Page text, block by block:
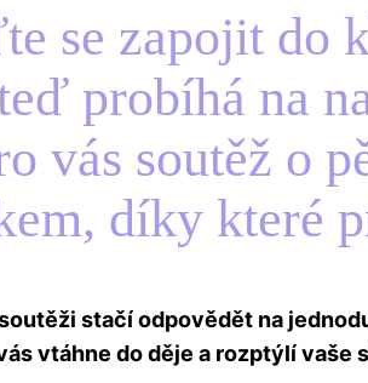
se zapojit do
probíhá na
vás soutěž o
díky které
stačí odpovědět na
vtáhne do děje a rozptýlí vaše